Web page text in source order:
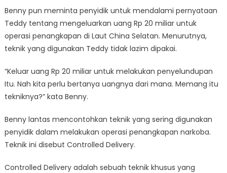
Benny pun meminta penyidik untuk mendalami pernyataan
Teddy tentang mengeluarkan uang Rp 20 miliar untuk
operasi penangkapan di Laut China Selatan. Menurutnya,
teknik yang digunakan Teddy tidak lazim dipakai.
“Keluar uang Rp 20 miliar untuk melakukan penyelundupan
Itu. Nah kita perlu bertanya uangnya dari mana. Memang itu
tekniknya?” kata Benny.
Benny lantas mencontohkan teknik yang sering digunakan
penyidik dalam melakukan operasi penangkapan narkoba.
Teknik ini disebut Controlled Delivery.
Controlled Delivery adalah sebuah teknik khusus yang